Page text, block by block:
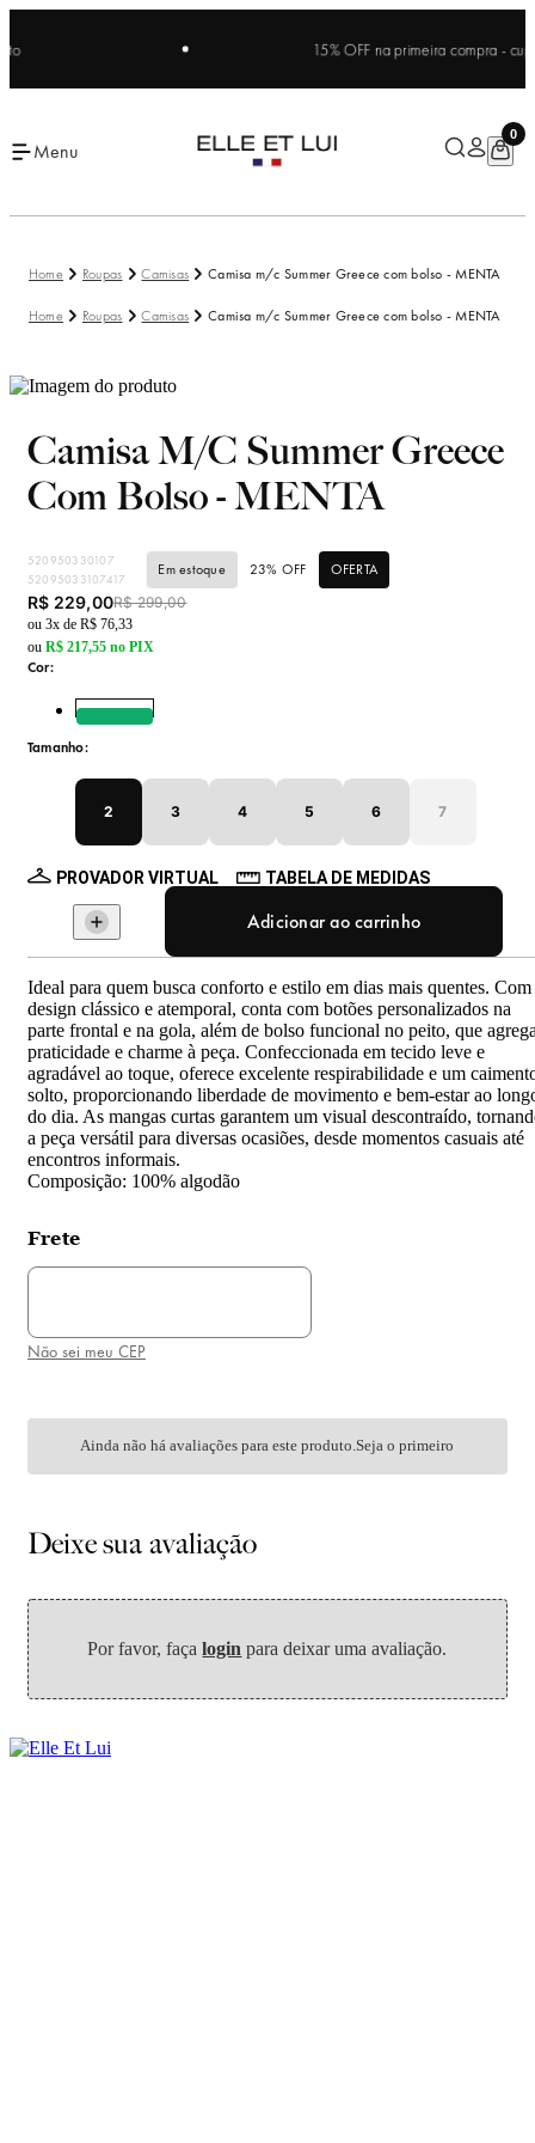
15% OFF na primeira compra - cupom:
Menu
0
Roupas Camisas Camisa m/c Summer Greece com bolso - MENTA
Roupas Camisas Camisa m/c Summer Greece com bolso - MENTA
Camisa M/c Summer Greece
Com Bolso - MENTA
520950330107
52095033107417
Em estoque 23% OFF OFERTA
R$ 229,00R$ 299,00
ou 3x de R$ 76,33
ou R$ 217,55 no PIX
Cor:
Cor: VERDE
Tamanho:
Tamanho: 2
2
Tamanho: 3
3
Tamanho: 4
4
Tamanho: 5
5
Tamanho: 6
6 7
PROVADOR VIRTUAL TABELA DE MEDIDAS
Adicionar ao carrinho
Ideal para quem busca conforto e estilo em dias mais quentes. Com
design clássico e atemporal, conta com botões personalizados na
parte frontal e na gola, além de bolso funcional no peito, que
praticidade e charme à peça. Confeccionada em tecido leve e
agradável ao toque, oferece excelente respirabilidade e um
solto, proporcionando liberdade de movimento e bem-estar ao
do dia. As mangas curtas garantem um visual descontraído,
a peça versátil para diversas ocasiões, desde momentos casuais até
encontros informais.
Composição: 100% algodão
Frete
Ainda não há avaliações para este produto.Seja o primeiro
Deixe sua avaliação
Por favor, façalogin para deixar uma avaliação.